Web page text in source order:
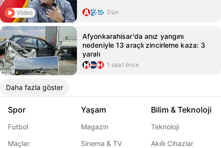
Video Dün
Afyonkarahisar'da anız yangını
nedeniyle 13 araçlı zincirleme kaza: 3
yaralı
1 saat önce
Daha fazla göster
Spor
Futbol
Maçlar
Yaşam
Magazin
Sinema & TV
Bilim & Teknoloji
Teknoloji
Akıllı Cihazlar